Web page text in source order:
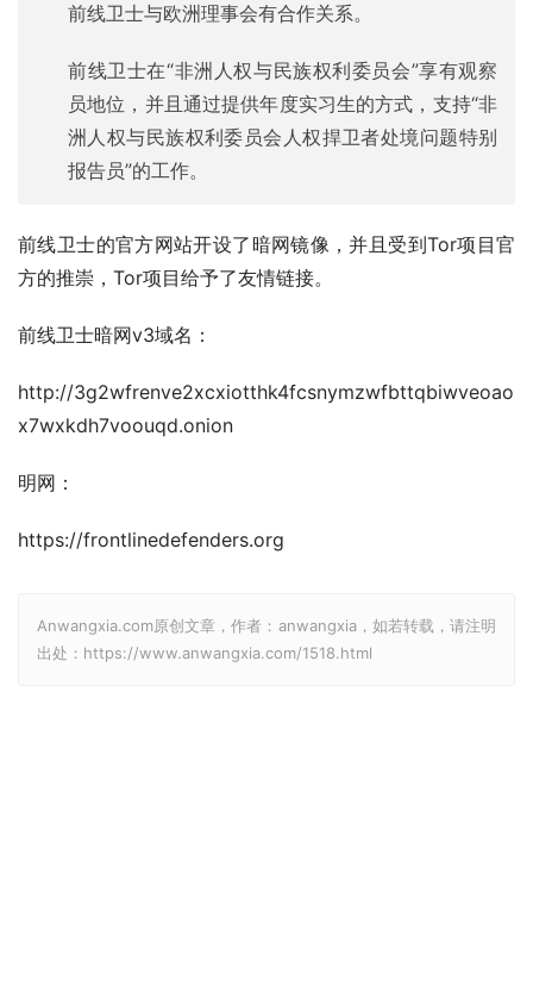
前线卫士与欧洲理事会有合作关系。
前线卫士在“非洲人权与民族权利委员会”享有观察
员地位，并且通过提供年度实习生的方式，支持“非
洲人权与民族权利委员会人权捍卫者处境问题特别
报告员”的工作。
前线卫士的官方网站开设了暗网镜像，并且受到Tor项目官
方的推崇，Tor项目给予了友情链接。
前线卫士暗网v3域名：
http://3g2wfrenve2xcxiotthk4fcsnymzwfbttqbiwveoao
x7wxkdh7voouqd.onion
明网：
https://frontlinedefenders.org
Anwangxia.com原创文章，作者：anwangxia，如若转载，请注明
出处：https://www.anwangxia.com/1518.html